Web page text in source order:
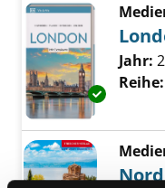
Jahr:
Reihe: